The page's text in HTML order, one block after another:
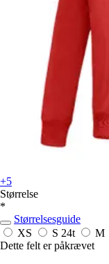
+5
Størrelse
*
Størrelsesguide
XS
S 24t M
Dette felt er påkrævet